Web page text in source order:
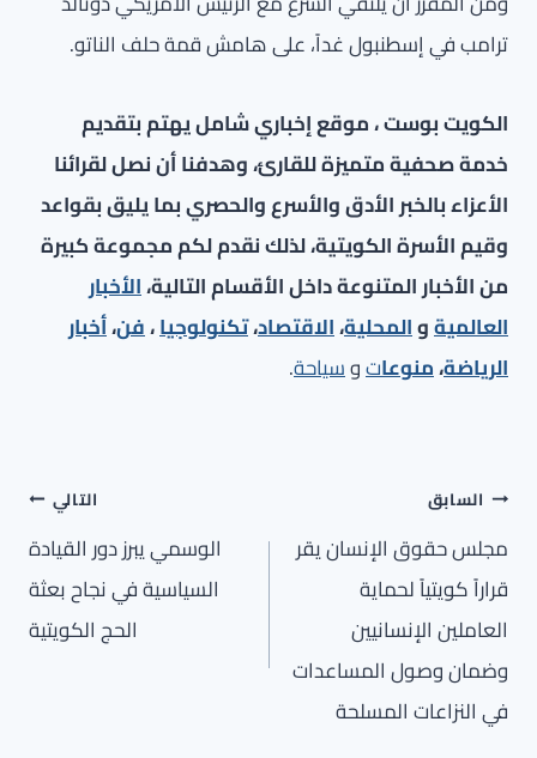
ترامب في إسطنبول غداً، على هامش قمة حلف الناتو.
الكويت بوست ، موقع إخباري شامل يهتم بتقديم
خدمة صحفية متميزة للقارئ، وهدفنا أن نصل لقرائنا
الأعزاء بالخبر الأدق والأسرع والحصري بما يليق بقواعد
وقيم الأسرة الكويتية، لذلك نقدم لكم مجموعة كبيرة
من الأخبار المتنوعة داخل الأقسام التالية،الأخبار
العالميةوالمحلية،الاقتصاد،تكنولوجيا،فن،أخبار
الرياضة،منوعاتوسياحة.
تصفّح
المقالات
السابق
مجلس حقوق الإنسان يقر
قراراً كويتياً لحماية
العاملين الإنسانيين
وضمان وصول المساعدات
في النزاعات المسلحة
التالي
الوسمي يبرز دور القيادة
السياسية في نجاح بعثة
الحج الكويتية